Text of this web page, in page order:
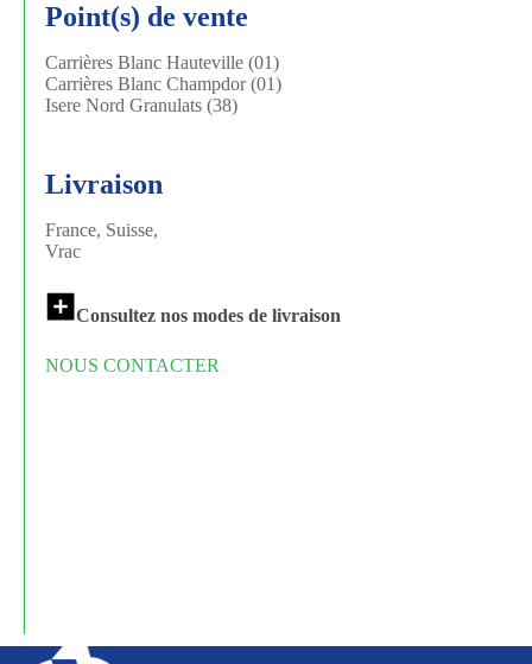
Point(s) de vente
Carrières Blanc Hauteville (01)
Carrières Blanc Champdor (01)
Isere Nord Granulats (38)
Livraison
France, Suisse,
Vrac
Consultez nos modes de livraison
NOUS CONTACTER